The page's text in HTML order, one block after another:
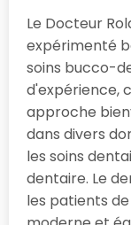
Le Docteur
expérimenté
soins bucco-
d'expérience,
approche
dans divers
les soins
dentaire. Le
les patients